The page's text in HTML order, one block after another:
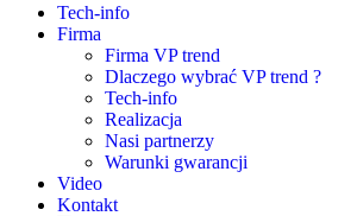
Tech-info
Firma
Firma VP trend
Dlaczego wybrać VP trend ?
Tech-info
Realizacja
Nasi partnerzy
Warunki gwarancji
Video
Kontakt